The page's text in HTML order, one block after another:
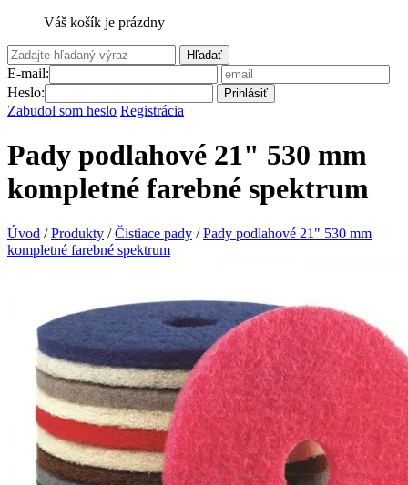
Váš košík je prázdny
Hľadať
E-mail:
Heslo:
Prihlásiť
Zabudol som heslo Registrácia
Pady podlahové 21" 530 mm
kompletné farebné spektrum
Úvod / Produkty / Čistiace pady / Pady podlahové 21" 530 mm
kompletné farebné spektrum